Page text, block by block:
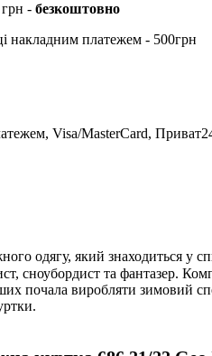
- безкоштовно
накладним платежем - 500грн
Visa/MasterCard,
одягу, який знаходиться у
сноубордист та фантазер.
почала виробляти зимовий